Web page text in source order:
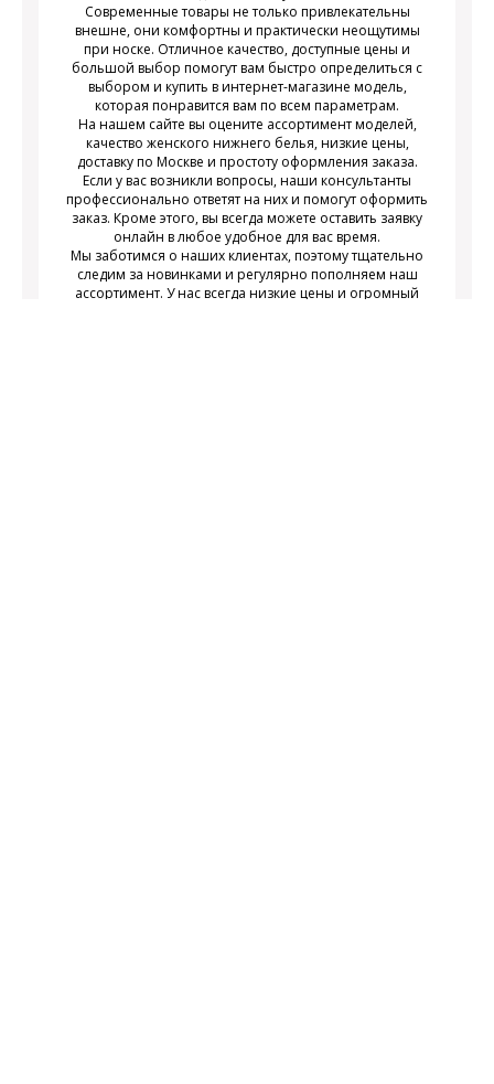
Современные товары не только привлекательны
внешне, они комфортны и практически неощутимы
при носке. Отличное качество, доступные цены и
большой выбор помогут вам быстро определиться с
выбором и купить в интернет-магазине модель,
которая понравится вам по всем параметрам.
На нашем сайте вы оцените ассортимент моделей,
качество женского нижнего белья, низкие цены,
доставку по Москве и простоту оформления заказа.
Если у вас возникли вопросы, наши консультанты
профессионально ответят на них и помогут оформить
заказ. Кроме этого, вы всегда можете оставить заявку
онлайн в любое удобное для вас время.
Мы заботимся о наших клиентах, поэтому тщательно
следим за новинками и регулярно пополняем наш
ассортимент. У нас всегда низкие цены и огромный